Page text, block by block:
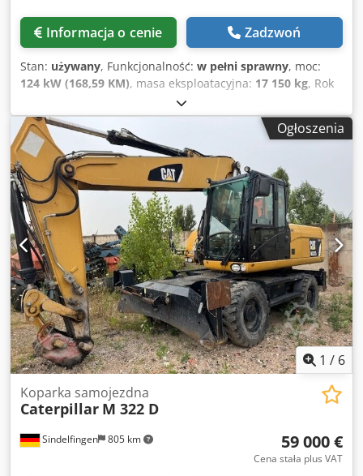
Informacja o cenie Zadzwoń
Stan: używany, Funkcjonalność: w pełni sprawny, moc:
124 kW (168,59 KM), masa eksploatacyjna: 17 150 kg, Rok
, godziny pracy:13 000 h
hydraulika chwytaka, klimatyzacja, młot hydrauliczny,
Caterpillar M316D koparka kołowa Rok produkcji: 2010 13
000 mth 17 150 kg Silnik CAT 6-cylindrowy 124 kW
Crsdpfxexq A D Rs Aqpef Szerokość toru 250 cm 20 km/h
Oilquick OQ70/55 w pełni hydrauliczny szybkozłącze
Klimatyzacja Wszystkie przewody
Ogłoszenia
1 / 6
Sindelfingen 805 km
Koparka samojezdna
Caterpillar M 322 D
59 000 €
Cena stała plus VAT